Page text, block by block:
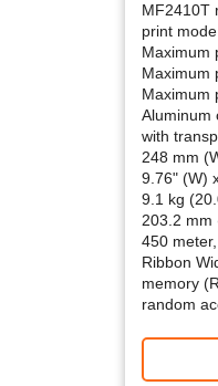
MF2410T
print
Maximum
Maximum
Maximum
Aluminum
with
248 mm
9.76" (W)
9.1 kg
203.2 mm
450
Ribbon
memory
random